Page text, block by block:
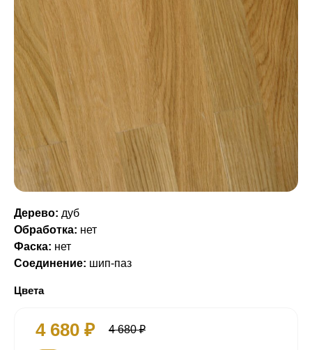
Дерево: дуб
Обработка: нет
Фаска: нет
Соединение: шип-паз
Цвета
4 680 ₽ 4 680 ₽